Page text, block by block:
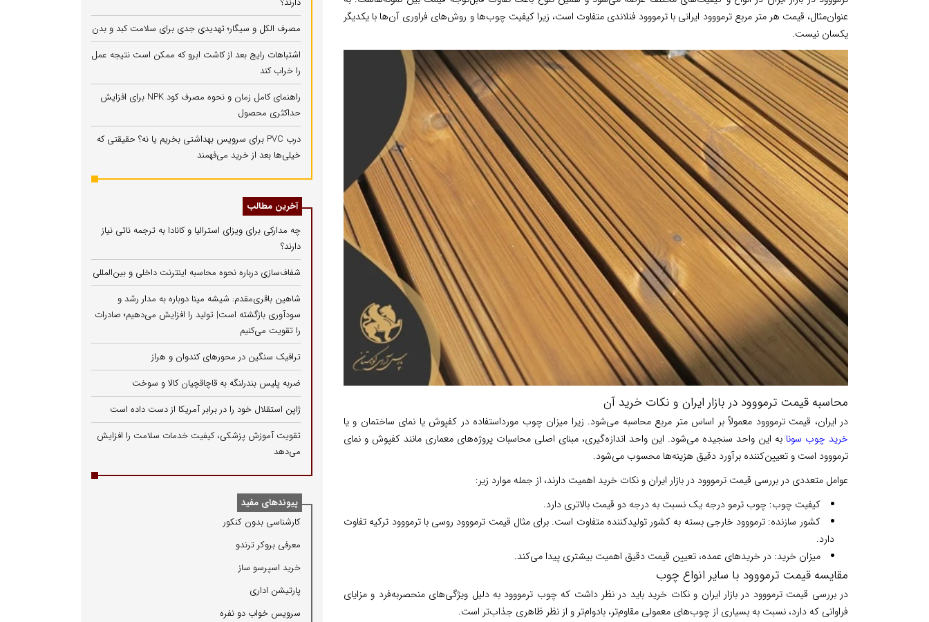
عنوان‌مثال، قیمت هر متر مربع ترمووود ایرانی با ترمووود فنلاندی متفاوت است، زیرا کیفیت چوب‌ها و روش‌های فراوری آن‌ها با یکدیگر
یکسان نیست.
محاسبه قیمت ترمووود در بازار ایران و نکات خرید آن
در ایران، قیمت ترمووود معمولاً بر اساس متر مربع محاسبه می‌شود. زیرا میزان چوب مورداستفاده در کفپوش یا نمای ساختمان و یا
خرید چوب سونا به این واحد سنجیده می‌شود. این واحد اندازه‌گیری، مبنای اصلی محاسبات پروژه‌های معماری مانند کفپوش و نمای
ترمووود است و تعیین‌کننده برآورد دقیق هزینه‌ها محسوب می‌شود.
عوامل متعددی در بررسی قیمت ترمووود در بازار ایران و نکات خرید اهمیت دارند، از جمله موارد زیر:
کیفیت چوب: چوب ترمو درجه یک نسبت به درجه دو قیمت بالاتری دارد.
کشور سازنده: ترمووود خارجی بسته به کشور تولیدکننده متفاوت است. برای مثال قیمت ترمووود روسی با ترمووود ترکیه تفاوت
دارد.
میزان خرید: در خریدهای عمده، تعیین قیمت دقیق اهمیت بیشتری پیدا می‌کند.
مقایسه قیمت ترمووود با سایر انواع چوب
در بررسی قیمت ترمووود در بازار ایران و نکات خرید باید در نظر داشت که چوب ترمووود به دلیل ویژگی‌های منحصربه‌فرد و مزایای
فراوانی که دارد، نسبت به بسیاری از چوب‌های معمولی مقاوم‌تر، بادوام‌تر و از نظر ظاهری جذاب‌تر است.
مصرف الکل و سیگار؛ تهدیدی جدی برای سلامت کبد و بدن
اشتباهات رایج بعد از کاشت ابرو که ممکن است نتیجه عمل
را خراب کند
راهنمای کامل زمان و نحوه مصرف کود NPK برای افزایش
حداکثری محصول
درب PVC برای سرویس بهداشتی بخریم یا نه؟ حقیقتی که
خیلی‌ها بعد از خرید می‌فهمند
آخرین مطالب
چه مدارکی برای ویزای استرالیا و کانادا به ترجمه ناتی نیاز
دارند؟
شفاف‌سازی درباره نحوه محاسبه اینترنت داخلی و بین‌المللی
شاهین باقری‌مقدم: شیشه مینا دوباره به مدار رشد و
سودآوری بازگشته است| تولید را افزایش می‌دهیم؛ صادرات
را تقویت می‌کنیم
ترافیک سنگین در محورهای کندوان و هراز
ضربه پلیس بندرلنگه به قاچاقچیان کالا و سوخت
ژاپن استقلال خود را در برابر آمریکا از دست داده است
تقویت آموزش پزشکی، کیفیت خدمات سلامت را افزایش
می‌دهد
پیوندهای مفید
كارشناسی بدون كنكور
معرفی بروكر ترندو
خرید اسپرسو ساز
پارتیشن اداری
سرویس خواب دو نفره